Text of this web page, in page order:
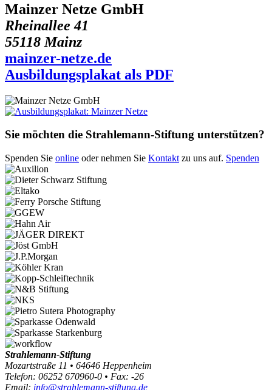
Mainzer Netze GmbH
Rheinallee 41
55118 Mainz
mainzer-netze.de
Ausbildungsplakat als PDF
Sie möchten die Strahlemann-Stiftung unterstützen?
Spenden Sie online oder nehmen Sie Kontakt zu uns auf. Spenden
Strahlemann-Stiftung
Mozartstraße 11 • 64646 Heppenheim
Telefon: 06252 670960-0 • Fax: -26
Email: info@strahlemann-stiftung.de